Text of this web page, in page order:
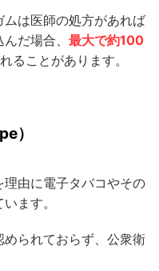
は医師の処方があれば
だ場合、 最大で約100
ることがあります。
）
由に電子タバコやその
ます。
られておらず、公衆衛